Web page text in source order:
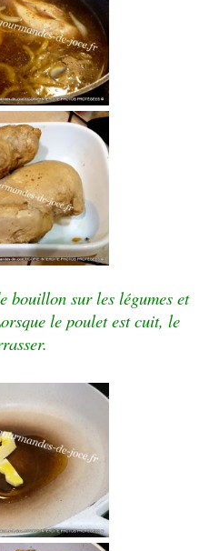
bouillon sur les légumes et
le poulet est cuit, le